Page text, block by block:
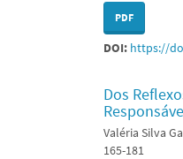
PDF
DOI: https://
Dos
Valéria Silva
165-181